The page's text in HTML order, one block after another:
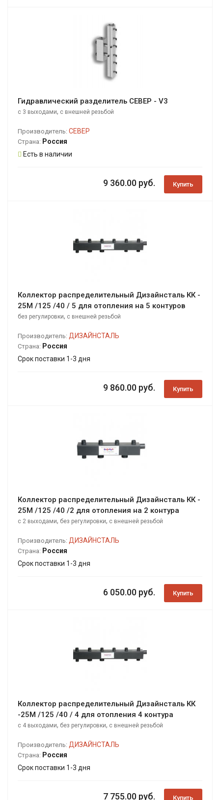
Гидравлический разделитель СЕВЕР - V3
с 3 выходами, с внешней резьбой
Производитель: СЕВЕР
Страна: Россия
Есть в наличии
9 360.00 руб. Купить
Коллектор распределительный Дизайнсталь КК -
25М /125 /40 / 5 для отопления на 5 контуров
без регулировки, с внешней резьбой
Производитель: ДИЗАЙНСТАЛЬ
Страна: Россия
Срок поставки 1-3 дня
9 860.00 руб. Купить
Коллектор распределительный Дизайнсталь КК -
25М /125 /40 /2 для отопления на 2 контура
с 2 выходами, без регулировки, с внешней резьбой
Производитель: ДИЗАЙНСТАЛЬ
Страна: Россия
Срок поставки 1-3 дня
6 050.00 руб. Купить
Коллектор распределительный Дизайнсталь КК
-25М /125 /40 / 4 для отопления 4 контура
с 4 выходами, без регулировки, с внешней резьбой
Производитель: ДИЗАЙНСТАЛЬ
Страна: Россия
Срок поставки 1-3 дня
7 755.00 руб. Купить